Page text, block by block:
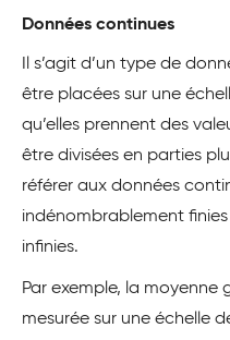
Données continues
Il s’agit d’un type de
être placées sur une
qu’elles prennent des
être divisées en parties
référer aux données
indénombrablement
infinies.
Par exemple, la moyenne
mesurée sur une échelle